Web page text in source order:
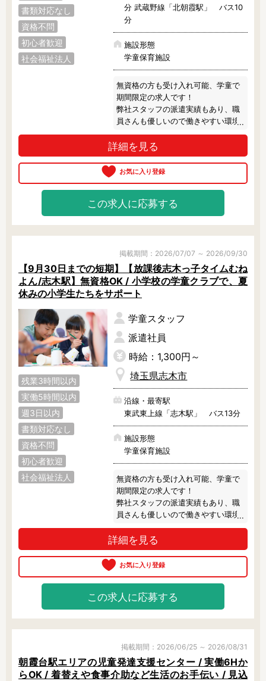
書類対応なし
資格不問
初心者歓迎
社会福祉法人
分 武蔵野線「北朝霞駅」 バス10
分
施設形態
学童保育施設
無資格の方も受け入れ可能、学童で
期間限定の求人です！
弊社スタッフの派遣実績もあり、職
員さんも優しいので働きやすい環境
です♪
目の前にバス停があるので、通勤も
便利！
勤務期間や勤務条件など柔軟に相談
い！
詳細を見る
この求人に応募する
掲載期間：2026/07/07 ～ 2026/09/30
【9月30日までの短期】【放課後志木っ子タイムむね
よん/志木駅】無資格OK / 小学校の学童クラブで、夏
休みの小学生たちをサポート
残業3時間以内
実働5時間以内
週3日以内
書類対応なし
資格不問
初心者歓迎
社会福祉法人
学童スタッフ
派遣社員
時給：1,300円～
埼玉県志木市
沿線・最寄駅
東武東上線「志木駅」 バス13分
施設形態
学童保育施設
無資格の方も受け入れ可能、学童で
期間限定の求人です！
弊社スタッフの派遣実績もあり、職
員さんも優しいので働きやすい環境
です♪
勤務期間や勤務条件など柔軟に相談
可能のため、お気軽にご相談下さ
い！
詳細を見る
この求人に応募する
掲載期間：2026/06/25 ～ 2026/08/31
朝霞台駅エリアの児童発達支援センター / 実働6Hか
らOK / 着替えや食事介助など生活のお手伝い / 見込
学童保育施設
児童館
子育て支援センター
放課後等デイサービ
ス
テンダーの運営施設
土日祝休み
残業3時間以内
駅徒歩5分以内
13時までのお仕事
15時までのお仕事
13時以降スタート
16時以降スタート
実働5時間以内
週3日以内
土日祝のお仕事
夜勤のお仕事
時給1600円～
書類対応なし
初心者歓迎
男性保育士
当社スタッフ活躍中
オープニング求人
マイカー通勤OK
小規模保育園
株式会社
単発保育士として働
く！
月収見込み
〜
フリーワード検索